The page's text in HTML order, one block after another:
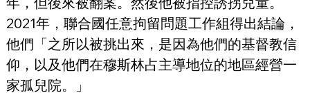
2021年，聯合國任意拘留問題工作組得出結論，
他們「之所以被挑出來，是因為他們的基督教信
仰，以及他們在穆斯林占主導地位的地區經營一
家孤兒院。」